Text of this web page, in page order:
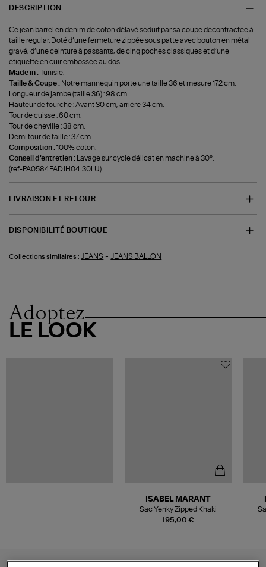
DESCRIPTION
Ce jean barrel en denim de coton délavé séduit par sa coupe décontractée à
taille regular. Doté d’une fermeture zippée sous patte avec bouton en métal
gravé, d’une ceinture à passants, de cinq poches classiques et d’une
étiquette en cuir embossée au dos.
Made in :
Tunisie.
Taille & Coupe : Notre mannequin porte une taille 36 et mesure 172 cm.
Longueur de jambe (taille 36) : 98 cm.
Hauteur de fourche : Avant 30 cm, arrière 34 cm.
Tour de cuisse : 60 cm.
Tour de cheville : 38 cm.
Demi tour de taille : 37 cm.
Composition :100% coton.
Conseil d'entretien :
Lavage sur cycle délicat en machine à 30°.
(ref-PA0584FAD1H04I30LU)
LIVRAISON ET RETOUR
DISPONIBILITÉ BOUTIQUE
Collections similaires : JEANS -JEANS BALLON
Adoptez
LE LOOK
195,00 €
ISABEL MARANT
Sac Yenky Zipped Khaki